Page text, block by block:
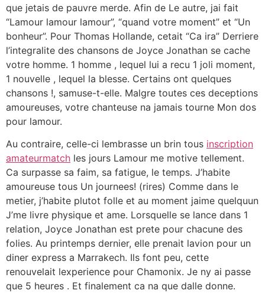
que jetais de pauvre merde. Afin de Le autre, jai fait
“Lamour lamour lamour”, “quand votre moment” et “Un
bonheur”. Pour Thomas Hollande, cetait “Ca ira” Derriere
l’integralite des chansons de Joyce Jonathan se cache
votre homme. 1 homme , lequel lui a recu 1 joli moment,
1 nouvelle , lequel la blesse. Certains ont quelques
chansons !, samuse-t-elle. Malgre toutes ces deceptions
amoureuses, votre chanteuse na jamais tourne Mon dos
pour lamour.
Au contraire, celle-ci lembrasse un brin tous inscription
amateurmatch les jours Lamour me motive tellement.
Ca surpasse sa faim, sa fatigue, le temps. J’habite
amoureuse tous Un journees! (rires) Comme dans le
metier, j’habite plutot folle et au moment jaime quelquun
J’me livre physique et ame. Lorsquelle se lance dans 1
relation, Joyce Jonathan est prete pour chacune des
folies. Au printemps dernier, elle prenait lavion pour un
diner express a Marrakech. Ils font peu, cette
renouvelait lexperience pour Chamonix. Je ny ai passe
que 5 heures . Et finalement ca na que dalle donne.